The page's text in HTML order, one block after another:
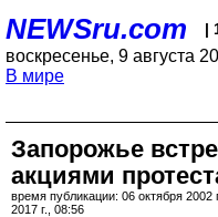
NEWSru.com |
воскресенье, 9 августа
В мире
Запорожье
акциями
время публикации: 06 октября 2002
2017 г., 08:56